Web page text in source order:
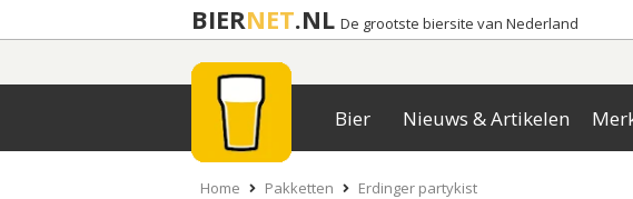
BIERNET.NL De grootste biersite van Nederland
Bier Nieuws & Artikelen
Home Pakketten Erdinger partykist